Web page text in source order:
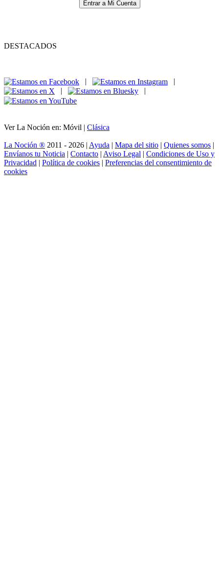
Entrar a Mi Cuenta
DESTACADOS
|
|
|
|
Ver La Noción en: Móvil | Clásica
La Noción ® 2011 - 2026 | Ayuda | Mapa del sitio | Quienes somos |
Envíanos tu Noticia | Contacto | Aviso Legal | Condiciones de Uso y
Privacidad | Política de cookies | Preferencias del consentimiento de
cookies